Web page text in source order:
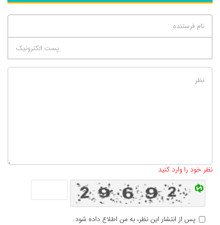
نظر خود را وارد کنید
پس از انتشار این نظر، به من اطلاع داده شود.